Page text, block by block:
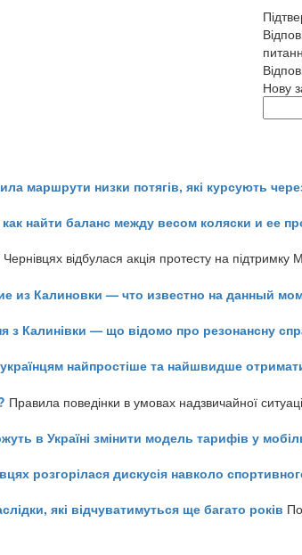
Нову
маршрути низки потягів, які курсують
найти баланс между весом коляски и ее
відбулася акція протесту на підтримку
из Калиновки — что известно на данный
з Калинівки — що відомо про резонансну
найпростіше та найшвидше
Правила поведінки в умовах надзвичайної
в Україні змінити модель тарифів у
розгорілася дискусія навколо
які відчуватимуться ще багато років